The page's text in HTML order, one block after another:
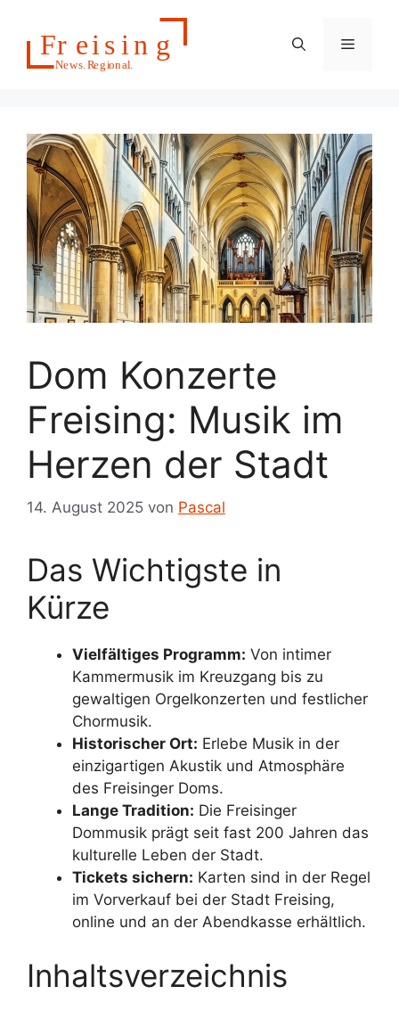
springen
Menü
Dom Konzerte
Freising: Musik im
Herzen der Stadt
14. August 2025 von Pascal
Das Wichtigste in
Kürze
Vielfältiges Programm: Von intimer
Kammermusik im Kreuzgang bis zu
gewaltigen Orgelkonzerten und festlicher
Chormusik.
Historischer Ort: Erlebe Musik in der
einzigartigen Akustik und Atmosphäre
des Freisinger Doms.
Lange Tradition: Die Freisinger
Dommusik prägt seit fast 200 Jahren das
kulturelle Leben der Stadt.
Tickets sichern: Karten sind in der Regel
im Vorverkauf bei der Stadt Freising,
online und an der Abendkasse erhältlich.
Inhaltsverzeichnis